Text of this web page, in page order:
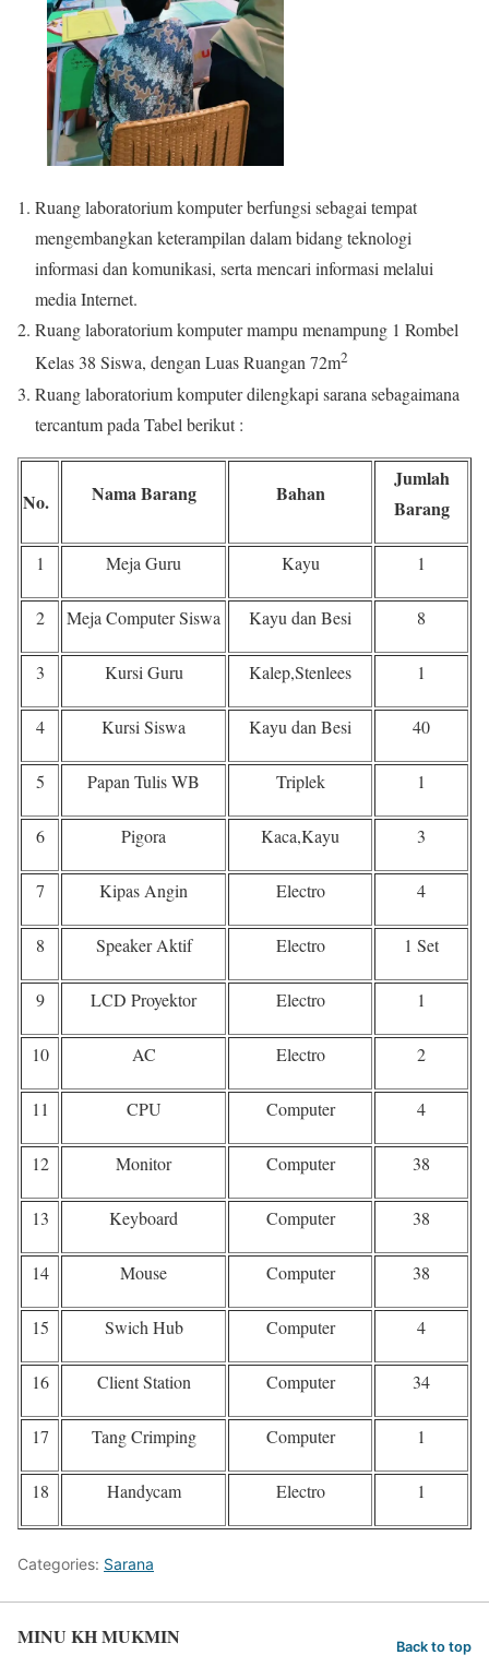
Ruang laboratorium komputer berfungsi sebagai tempat
mengembangkan keterampilan dalam bidang teknologi
informasi dan komunikasi, serta mencari informasi melalui
media Internet.
Ruang laboratorium komputer mampu menampung 1 Rombel
Kelas 38 Siswa, dengan Luas Ruangan 72m2
Ruang laboratorium komputer dilengkapi sarana sebagaimana
tercantum pada Tabel berikut :
No. Nama Barang Bahan
Jumlah
Barang
1 Meja Guru Kayu 1
2 Meja Computer Siswa Kayu dan Besi 8
3 Kursi Guru Kalep,Stenlees 1
4 Kursi Siswa Kayu dan Besi 40
5 Papan Tulis WB Triplek 1
6 Pigora Kaca,Kayu 3
7 Kipas Angin Electro 4
8 Speaker Aktif Electro 1 Set
9 LCD Proyektor Electro 1
10 AC Electro 2
11 CPU Computer 4
12 Monitor Computer 38
13 Keyboard Computer 38
14 Mouse Computer 38
15 Swich Hub Computer 4
16 Client Station Computer 34
17 Tang Crimping Computer 1
18 Handycam Electro 1
Categories: Sarana
MINU KH MUKMIN Back to top